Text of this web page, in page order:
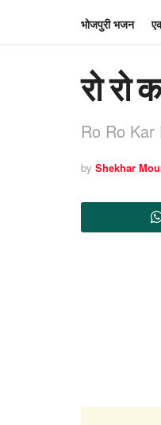
भोजपुरी भजन
रो रो
Ro Ro Kar
by Shekhar